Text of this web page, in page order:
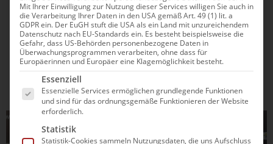
Videoanalyse beim Wasserspringen
Im Streben nach Perfektion ist die Videoanalyse beim
Wasserspringen heutzutage nicht mehr wegzudenken. Das
modernste System existiert aktuell am Berliner Stützpunkt.
Hier erfährst du alle Details – und wohin die Reise technisch
bald noch gehen könnte.
Mit Ihrer Einwilligung zur Nutzung dieser Services willigen Sie auch in
die Verarbeitung Ihrer Daten in den USA gemäß Art. 49 (1) lit. a
GDPR ein. Der EuGH stuft die USA als ein Land mit unzureichendem
Datenschutz nach EU-Standards ein. Es besteht beispielsweise die
Gefahr, dass US-Behörden personenbezogene Daten in
Überwachungsprogrammen verarbeiten, ohne dass für
Europäerinnen und Europäer eine Klagemöglichkeit besteht.
Es folgt eine Liste der Service-Gruppen, für die
Essenziell
Essenzielle Services ermöglichen grundlegende Funktionen
und sind für das ordnungsgemäße Funktionieren der Website
erforderlich.
Statistik
Statistik-Cookies sammeln Nutzungsdaten, die uns Aufschluss